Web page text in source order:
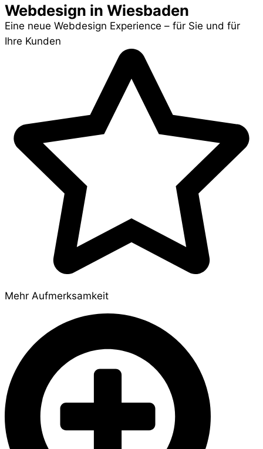
Webdesign in Wiesbaden
Eine neue Webdesign Experience – für Sie und für
Ihre Kunden
Mehr Aufmerksamkeit